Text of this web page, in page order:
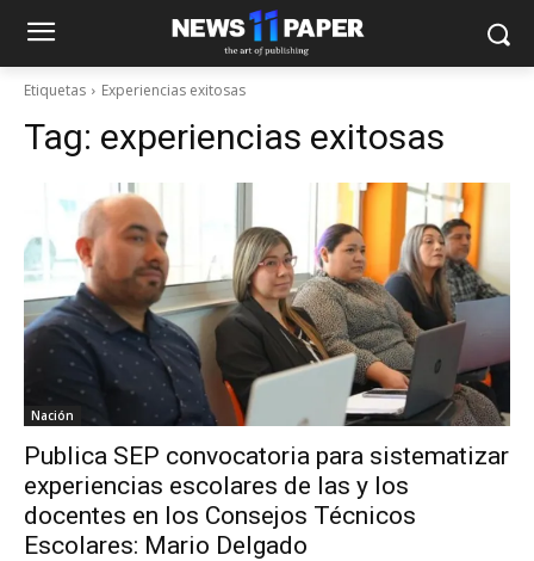
Etiquetas Experiencias exitosas
Tag: experiencias exitosas
Nación
Publica SEP convocatoria para sistematizar
experiencias escolares de las y los
docentes en los Consejos Técnicos
Escolares: Mario Delgado